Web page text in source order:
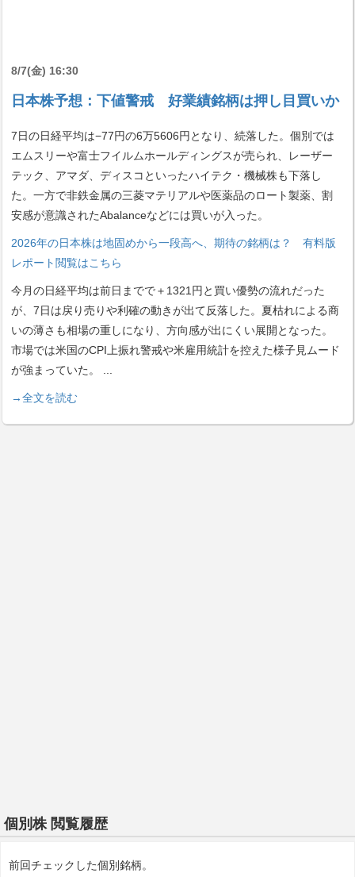
8/7(金) 16:30
日本株予想：下値警戒 好業績銘柄は押し目買いか
7日の日経平均は−77円の6万5606円となり、続落した。個別では
エムスリーや富士フイルムホールディングスが売られ、レーザー
テック、アマダ、ディスコといったハイテク・機械株も下落し
た。一方で非鉄金属の三菱マテリアルや医薬品のロート製薬、割
安感が意識されたAbalanceなどには買いが入った。
2026年の日本株は地固めから一段高へ、期待の銘柄は？ 有料版
レポート閲覧はこちら
今月の日経平均は前日までで＋1321円と買い優勢の流れだった
が、7日は戻り売りや利確の動きが出て反落した。夏枯れによる商
いの薄さも相場の重しになり、方向感が出にくい展開となった。
市場では米国のCPI上振れ警戒や米雇用統計を控えた様子見ムード
が強まっていた。
→全文を読む
個別株 閲覧履歴
前回チェックした個別銘柄。